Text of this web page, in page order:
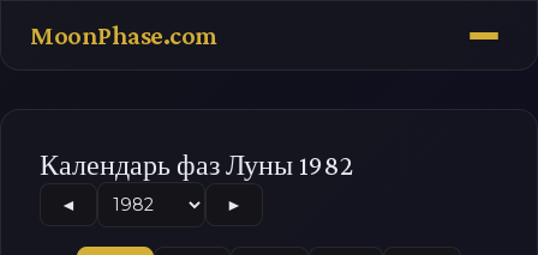
MoonPhase.com
Календарь фаз Луны 1982
◄ ►